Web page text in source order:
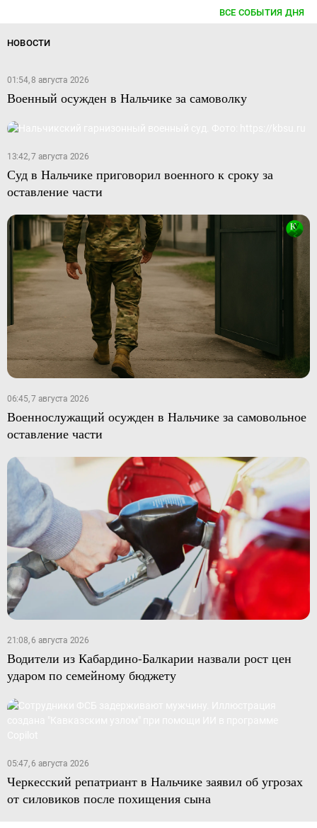
ВСЕ СОБЫТИЯ ДНЯ
НОВОСТИ
01:54, 8 августа 2026
Военный осужден в Нальчике за самоволку
13:42, 7 августа 2026
Суд в Нальчике приговорил военного к сроку за
оставление части
06:45, 7 августа 2026
Военнослужащий осужден в Нальчике за самовольное
оставление части
21:08, 6 августа 2026
Водители из Кабардино-Балкарии назвали рост цен
ударом по семейному бюджету
05:47, 6 августа 2026
Черкесский репатриант в Нальчике заявил об угрозах
от силовиков после похищения сына